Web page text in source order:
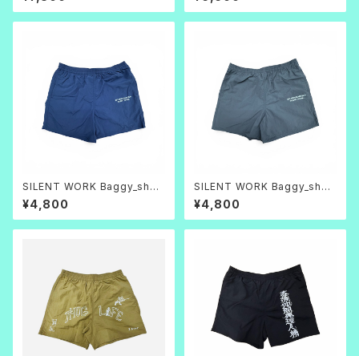
SILENT WORK Baggy_short
s ネイビー
¥4,800
SILENT WORK Baggy_short
s グレー
¥4,800